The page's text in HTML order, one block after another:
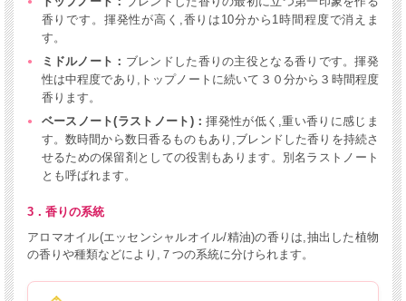
香りです。揮発性が高く,香りは10分から1時間程度で消えま
す。
ミドルノート： ブレンドした香りの主役となる香りです。揮発
性は中程度であり,トップノートに続いて３０分から３時間程度
香ります。
ベースノート(ラストノート)：揮発性が低く,重い香りに感じま
す。数時間から数日香るものもあり,ブレンドした香りを持続さ
せるための保留剤としての役割もあります。別名ラストノート
とも呼ばれます。
3．香りの系統
アロマオイル(エッセンシャルオイル/精油)の香りは,抽出した植物
の香りや種類などにより,７つの系統に分けられます。